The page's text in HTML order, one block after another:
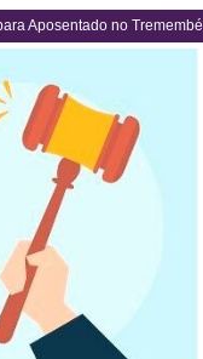
Aposentado no Tremembé